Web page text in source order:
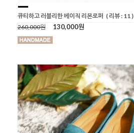
큐티하고 러블리한 베이직 리본로퍼 ( 리뷰 : 11 )
260,000원
130,000원